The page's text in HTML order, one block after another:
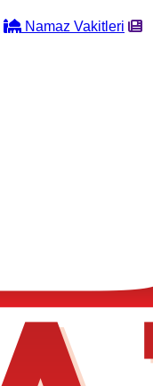
Namaz Vakitleri